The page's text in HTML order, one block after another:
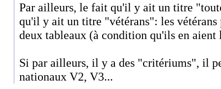
Par ailleurs, le fait qu'il y ait un titre
qu'il y ait un titre "vétérans": les vétérans
deux tableaux (à condition qu'ils en aient
Si par ailleurs, il y a des "critériums", il
nationaux V2, V3...